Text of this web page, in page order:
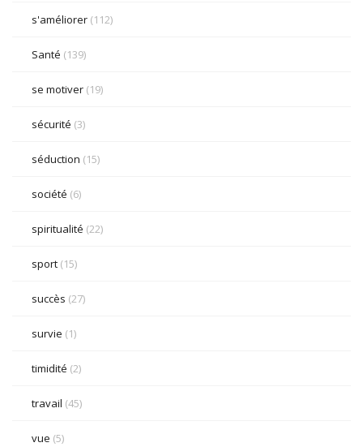
s'améliorer (112)
Santé (139)
se motiver (19)
sécurité (3)
séduction (15)
société (6)
spiritualité (22)
sport (15)
succès (27)
survie (1)
timidité (2)
travail (45)
vue (5)